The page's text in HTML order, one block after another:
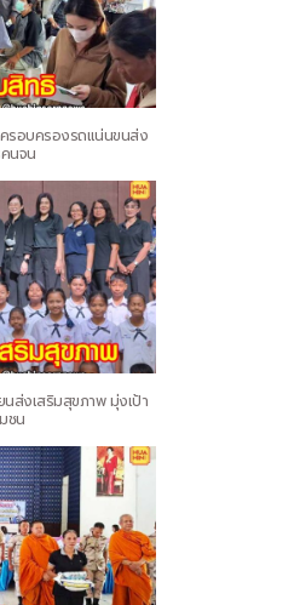
รอบครองรถแน่นขนส่ง
นจน
ส่งเสริมสุขภาพ มุ่งเป้า
ชน